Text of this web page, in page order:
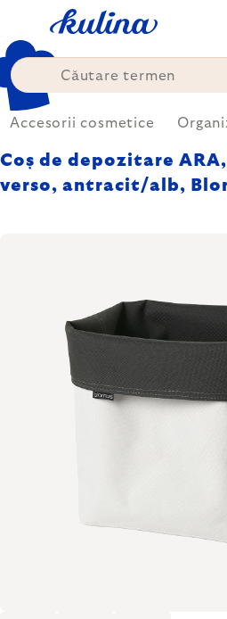
conținut
Accesorii cosmetice
Coș de depozitare
verso, antracit/alb,